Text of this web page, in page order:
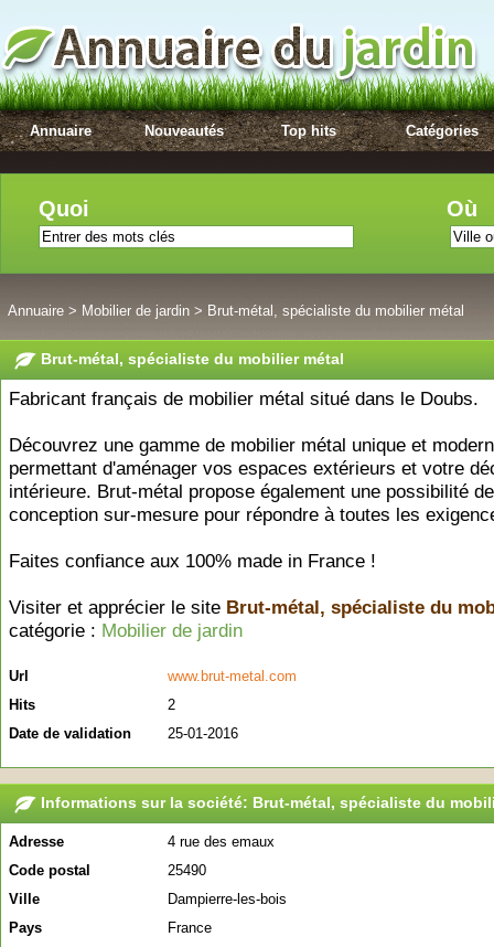
Annuaire Nouveautés Top hits Catégories
Quoi Où
Annuaire > Mobilier de jardin > Brut-métal, spécialiste du mobilier métal
Brut-métal, spécialiste du mobilier métal
Fabricant français de mobilier métal situé dans le Doubs.
Découvrez une gamme de mobilier métal unique et
permettant d'aménager vos espaces extérieurs et votre
intérieure. Brut-métal propose également une possibilité de
conception sur-mesure pour répondre à toutes les
Faites confiance aux 100% made in France !
Visiter et apprécier le site Brut-métal, spécialiste du
catégorie : Mobilier de jardin
Url
www.brut-metal.com
Hits
2
Date de validation
25-01-2016
Informations sur la société: Brut-métal, spécialiste du
Adresse
4 rue des emaux
Code postal
25490
Ville
Dampierre-les-bois
Pays
France